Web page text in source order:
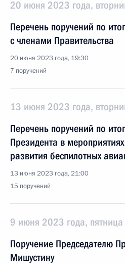
20 июня 2023 года,
Перечень поручений по
с членами Правительства
20 июня 2023 года, 19:30
7 поручений
13 июня 2023 года,
Перечень поручений по
Президента в
развития беспилотных
13 июня 2023 года, 21:00
15 поручений
9 июня 2023 года, пятница
Поручение Председателю
Мишустину